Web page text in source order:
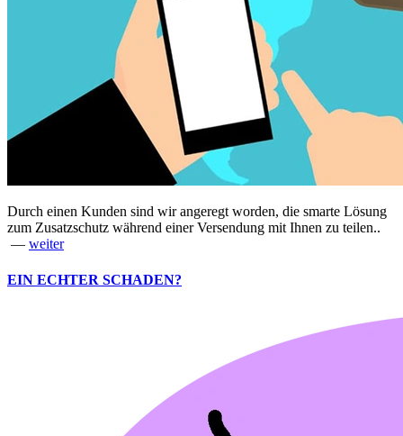
Durch einen Kunden sind wir angeregt worden, die smarte Lösung
zum Zusatzschutz während einer Versendung mit Ihnen zu teilen..
— weiter
EIN ECHTER SCHADEN?